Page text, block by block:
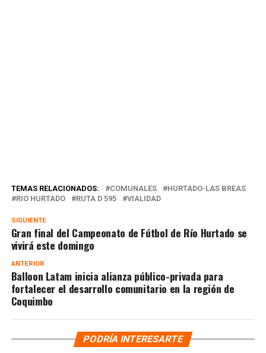
TEMAS RELACIONADOS: COMUNALES
HURTADO-LAS BREAS
RIO HURTADO
RUTA D 595 VIALIDAD
SIGUIENTE
Gran final del Campeonato de Fútbol de Río Hurtado se
vivirá este domingo
ANTERIOR
Balloon Latam inicia alianza público-privada para
fortalecer el desarrollo comunitario en la región de
Coquimbo
PODRÍA INTERESARTE